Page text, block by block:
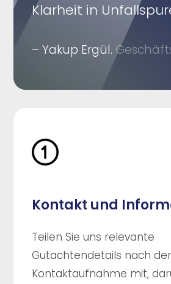
Klarheit in
– Yakup Ergül.
Kontakt und
Teilen Sie uns relevante
Gutachtendetails nach der
Kontaktaufnahme mit,